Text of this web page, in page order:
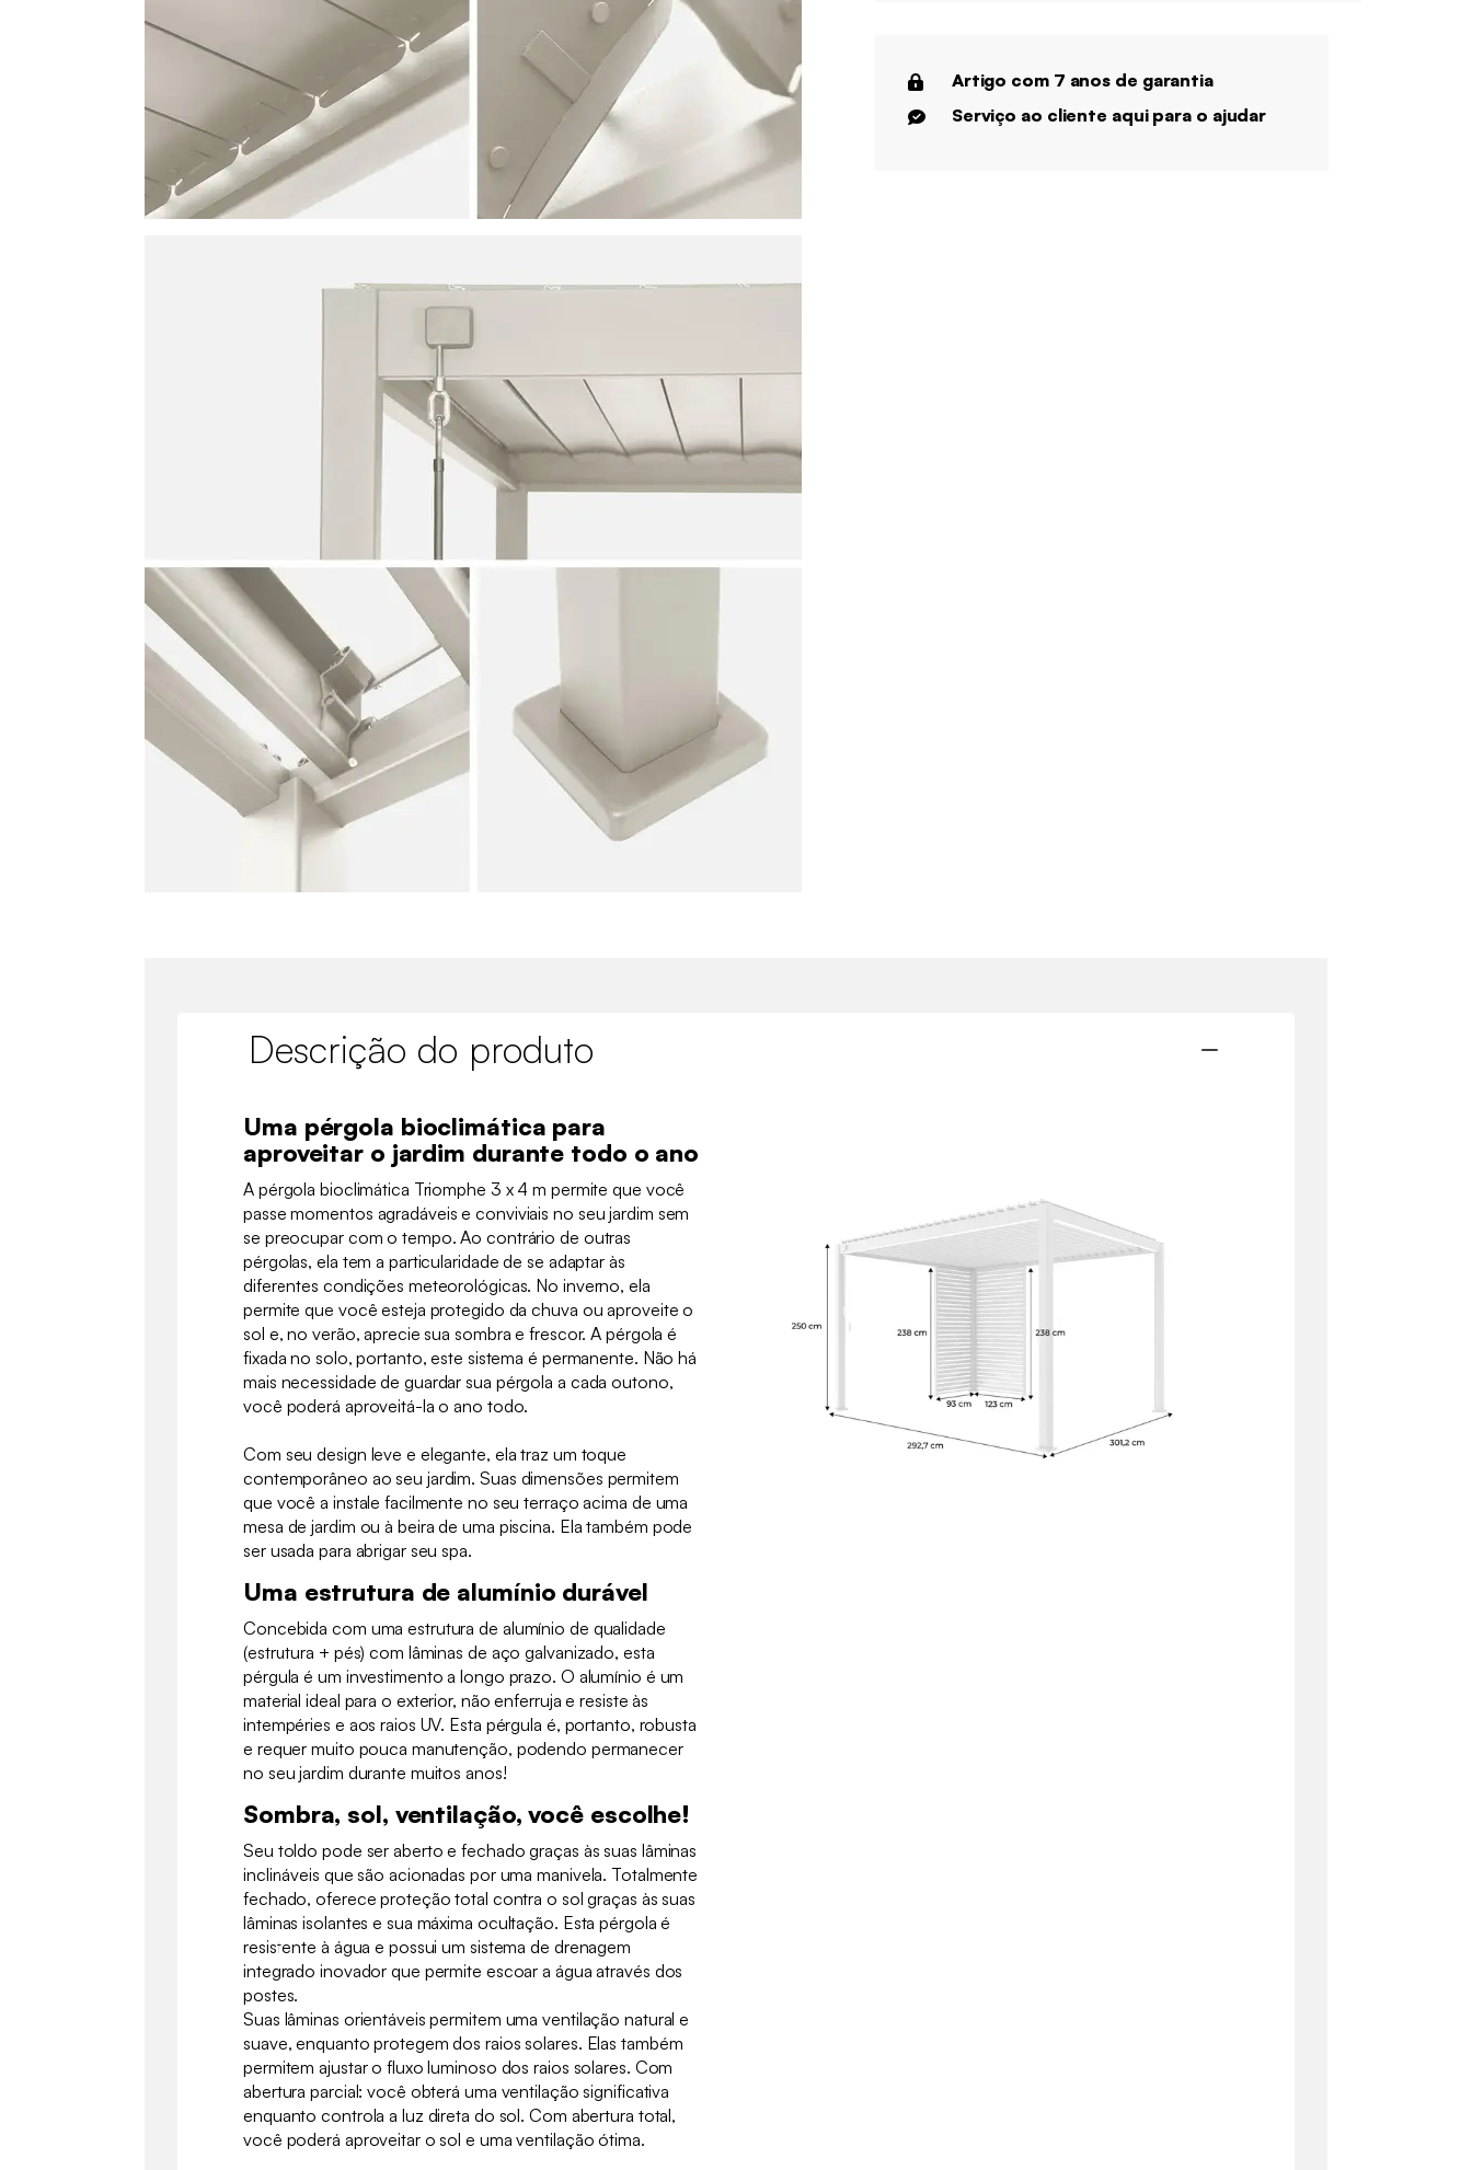
Artigo com 7 anos de garantia
Serviço ao cliente aqui para o ajudar
Descrição do produto
Uma pérgola bioclimática para
aproveitar o jardim durante todo o ano
A pérgola bioclimática Triomphe 3 x 4 m permite que você
passe momentos agradáveis e conviviais no seu jardim sem
se preocupar com o tempo. Ao contrário de outras
pérgolas, ela tem a particularidade de se adaptar às
diferentes condições meteorológicas. No inverno, ela
permite que você esteja protegido da chuva ou aproveite o
sol e, no verão, aprecie sua sombra e frescor. A pérgola é
fixada no solo, portanto, este sistema é permanente. Não há
mais necessidade de guardar sua pérgola a cada outono,
você poderá aproveitá-la o ano todo.
Com seu design leve e elegante, ela traz um toque
contemporâneo ao seu jardim. Suas dimensões permitem
que você a instale facilmente no seu terraço acima de uma
mesa de jardim ou à beira de uma piscina. Ela também pode
ser usada para abrigar seu spa.
Uma estrutura de alumínio durável
Concebida com uma estrutura de alumínio de qualidade
(estrutura + pés) com lâminas de aço galvanizado, esta
pérgula é um investimento a longo prazo. O alumínio é um
material ideal para o exterior, não enferruja e resiste às
intempéries e aos raios UV. Esta pérgula é, portanto, robusta
e requer muito pouca manutenção, podendo permanecer
no seu jardim durante muitos anos!
Sombra, sol, ventilação, você escolhe!
Seu toldo pode ser aberto e fechado graças às suas lâminas
inclináveis que são acionadas por uma manivela. Totalmente
fechado, oferece proteção total contra o sol graças às suas
lâminas isolantes e sua máxima ocultação. Esta pérgola é
resistente à água e possui um sistema de drenagem
integrado inovador que permite escoar a água através dos
postes.
Suas lâminas orientáveis permitem uma ventilação natural e
suave, enquanto protegem dos raios solares. Elas também
permitem ajustar o fluxo luminoso dos raios solares. Com
abertura parcial: você obterá uma ventilação significativa
enquanto controla a luz direta do sol. Com abertura total,
você poderá aproveitar o sol e uma ventilação ótima.